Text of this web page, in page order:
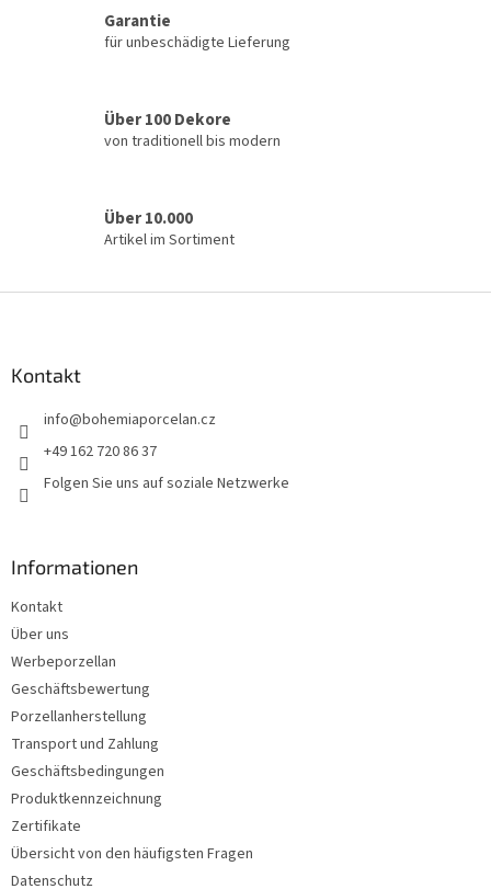
Garantie
für unbeschädigte Lieferung
Über 100 Dekore
von traditionell bis modern
Über 10.000
Artikel im Sortiment
Kontakt
info@bohemiaporcelan.cz
+49 162 720 86 37
Folgen Sie uns auf soziale Netzwerke
Informationen
Kontakt
Über uns
Werbeporzellan
Geschäftsbewertung
Porzellanherstellung
Transport und Zahlung
Geschäftsbedingungen
Produktkennzeichnung
Zertifikate
Übersicht von den häufigsten Fragen
Datenschutz